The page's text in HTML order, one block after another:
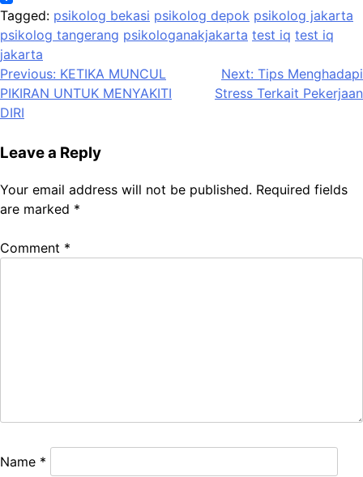
Tagged: psikolog bekasi psikolog depok psikolog jakarta
psikolog tangerang psikologanakjakarta test iq test iq
jakarta
Post
navigation
Previous: KETIKA MUNCUL
PIKIRAN UNTUK MENYAKITI
DIRI
Next: Tips Menghadapi
Stress Terkait Pekerjaan
Leave a Reply
Your email address will not be published. Required fields
are marked *
Comment *
Name *